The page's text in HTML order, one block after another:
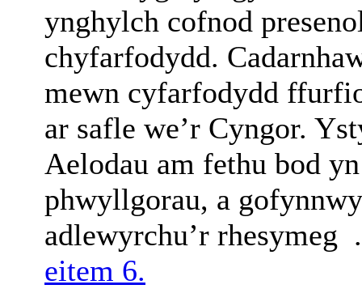
ynghylch cofnod
chyfarfodydd.
mewn cyfarfodydd
ar safle we’r Cyngor.
Aelodau am fethu bod
phwyllgorau, a
adlewyrchu’r
eitem 6.